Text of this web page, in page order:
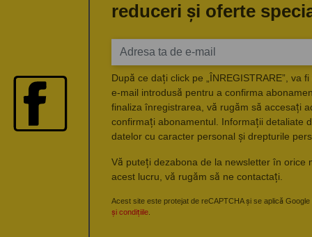
reduceri și oferte
După ce dați click pe „ÎNREGISTRARE”, va
e-mail introdusă pentru a confirma
finaliza înregistrarea, vă rugăm să accesați
confirmați abonamentul. Informații detaliate
datelor cu caracter personal și drepturile
Vă puteți dezabona de la newsletter în orice
acest lucru, vă rugăm să ne contactați.
Acest site este protejat de reCAPTCHA și se aplică Google
și condițiile